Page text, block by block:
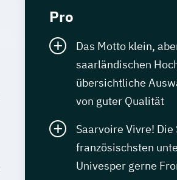
Pro
Das Motto klein,
saarländischen
übersichtliche
von guter Qualität
Saarvoire Vivre!
französischsten
Univesper gerne